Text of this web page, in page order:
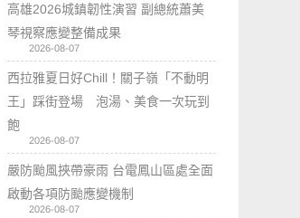
高雄2026城鎮韌性演習 副總統蕭美
琴視察應變整備成果
2026-08-07
西拉雅夏日好Chill！關子嶺「不動明
王」踩街登場 泡湯、美食一次玩到
飽
2026-08-07
嚴防颱風挾帶豪雨 台電鳳山區處全面
啟動各項防颱應變機制
2026-08-07